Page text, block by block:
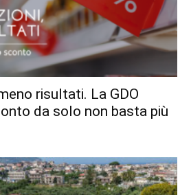
risultati. La GDO
da solo non basta più